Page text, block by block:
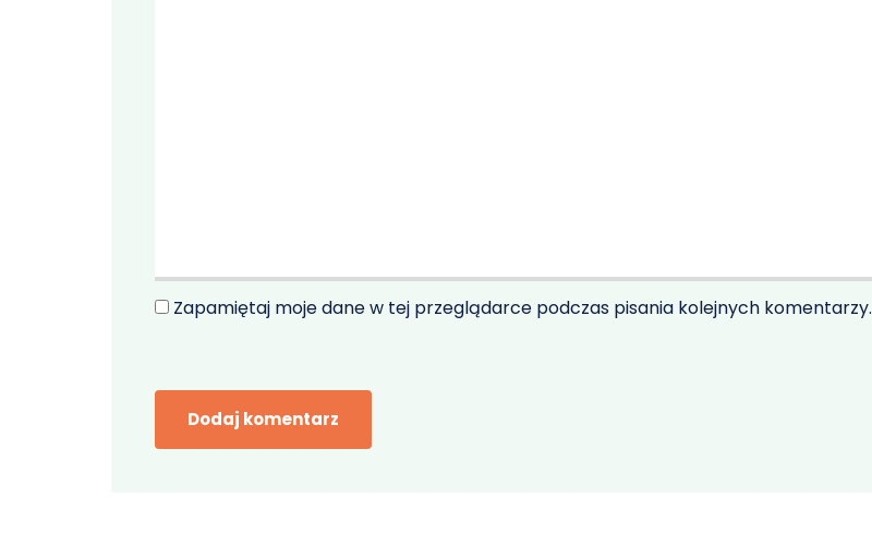
Zapamiętaj moje dane w tej przeglądarce podczas pisania kolejnych komentarzy.